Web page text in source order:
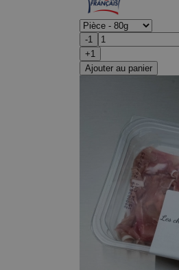
-1
+1
Ajouter au panier